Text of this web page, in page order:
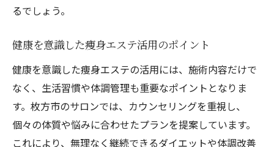
るでしょう。
健康を意識した痩身エステ活用のポイント
健康を意識した痩身エステの活用には、施術内容だけで
なく、生活習慣や体調管理も重要なポイントとなりま
す。枚方市のサロンでは、カウンセリングを重視し、
個々の体質や悩みに合わせたプランを提案しています。
これにより、無理なく継続できるダイエットや体調改善